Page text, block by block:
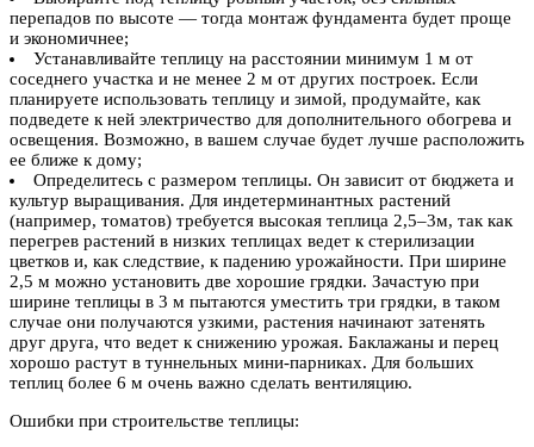
перепадов по высоте — тогда монтаж фундамента будет проще
и экономичнее;
Устанавливайте теплицу на расстоянии минимум 1 м от
соседнего участка и не менее 2 м от других построек. Если
планируете использовать теплицу и зимой, продумайте, как
подведете к ней электричество для дополнительного обогрева и
освещения. Возможно, в вашем случае будет лучше расположить
ее ближе к дому;
Определитесь с размером теплицы. Он зависит от бюджета и
культур выращивания. Для индетерминантных растений
(например, томатов) требуется высокая теплица 2,5–3м, так как
перегрев растений в низких теплицах ведет к стерилизации
цветков и, как следствие, к падению урожайности. При ширине
2,5 м можно установить две хорошие грядки. Зачастую при
ширине теплицы в 3 м пытаются уместить три грядки, в таком
случае они получаются узкими, растения начинают затенять
друг друга, что ведет к снижению урожая. Баклажаны и перец
хорошо растут в туннельных мини-парниках. Для больших
теплиц более 6 м очень важно сделать вентиляцию.
Ошибки при строительстве теплицы: